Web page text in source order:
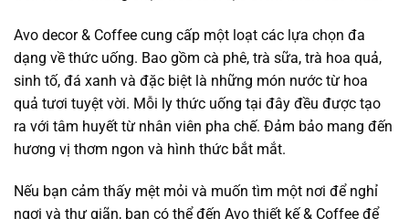
Avo decor & Coffee cung cấp một loạt các lựa chọn đa
dạng về thức uống. Bao gồm cà phê, trà sữa, trà hoa quả,
sinh tố, đá xanh và đặc biệt là những món nước từ hoa
quả tươi tuyệt vời. Mỗi ly thức uống tại đây đều được tạo
ra với tâm huyết từ nhân viên pha chế. Đảm bảo mang đến
hương vị thơm ngon và hình thức bắt mắt.
Nếu bạn cảm thấy mệt mỏi và muốn tìm một nơi để nghỉ
ngơi và thư giãn, bạn có thể đến Avo thiết kế & Coffee để